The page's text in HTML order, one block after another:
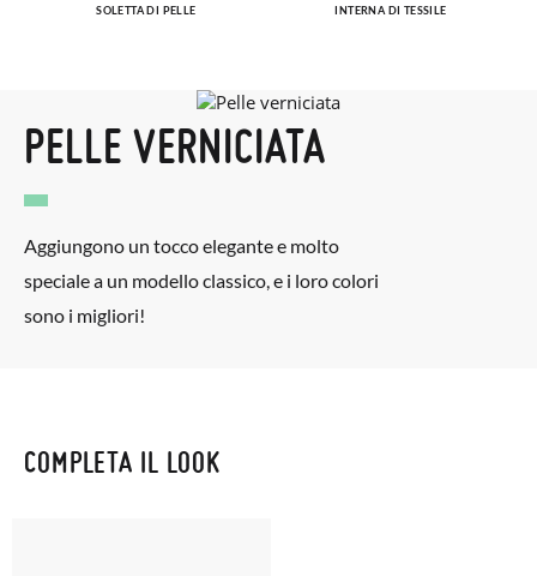
SOLETTA DI PELLE INTERNA DI TESSILE
PELLE VERNICIATA
Aggiungono un tocco elegante e molto
speciale a un modello classico, e i loro colori
sono i migliori!
COMPLETA IL LOOK